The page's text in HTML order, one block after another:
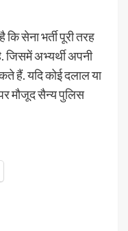
सेना भर्ती पूरी तरह
जिसमें अभ्यर्थी अपनी
हैं. यदि कोई दलाल या
मौजूद सैन्य पुलिस